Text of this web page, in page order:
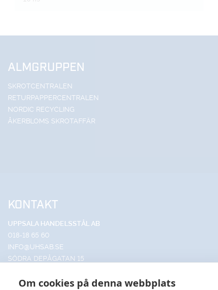
Om cookies på denna webbplats
ALMGRUPPEN
SKROTCENTRALEN
RETURPAPPERCENTRALEN
NORDIC RECYCLING
ÅKERBLOMS SKROTAFFÄR
KONTAKT
UPPSALA HANDELSSTÅL AB
018-18 65 60
INFO@UHSAB.SE
SÖDRA DEPÅGATAN 15
HANDELSSTÅL I GÄVLE AB